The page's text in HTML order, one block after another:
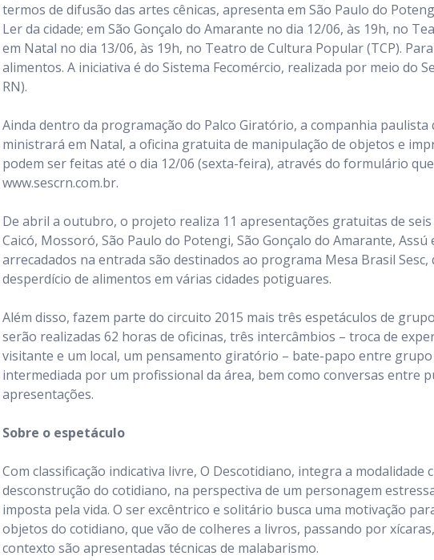
termos de difusão das artes cênicas, apresenta em São Paulo do
Ler da cidade; em São Gonçalo do Amarante no dia 12/06, às 19h, no
em Natal no dia 13/06, às 19h, no Teatro de Cultura Popular (TCP).
alimentos. A iniciativa é do Sistema Fecomércio, realizada por meio do
RN).
Ainda dentro da programação do Palco Giratório, a companhia paulista
ministrará em Natal, a oficina gratuita de manipulação de objetos e
podem ser feitas até o dia 12/06 (sexta-feira), através do formulário
www.sescrn.com.br.
De abril a outubro, o projeto realiza 11 apresentações gratuitas de
Caicó, Mossoró, São Paulo do Potengi, São Gonçalo do Amarante,
arrecadados na entrada são destinados ao programa Mesa Brasil Sesc,
desperdício de alimentos em várias cidades potiguares.
Além disso, fazem parte do circuito 2015 mais três espetáculos de
serão realizadas 62 horas de oficinas, três intercâmbios – troca de
visitante e um local, um pensamento giratório – bate-papo entre
intermediada por um profissional da área, bem como conversas entre
apresentações.
Sobre o espetáculo
Com classificação indicativa livre, O Descotidiano, integra a modalidade
desconstrução do cotidiano, na perspectiva de um personagem
imposta pela vida. O ser excêntrico e solitário busca uma motivação
objetos do cotidiano, que vão de colheres a livros, passando por
contexto são apresentadas técnicas de malabarismo.